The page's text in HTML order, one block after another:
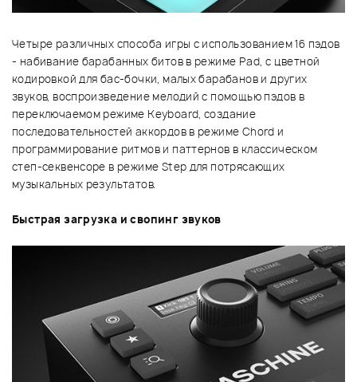
Четыре различных способа игры с использованием 16 пэдов
- набивание барабанных битов в режиме Pad, с цветной
кодировкой для бас-бочки, малых барабанов и других
звуков, воспроизведение мелодий с помощью пэдов в
переключаемом режиме Keyboard, создание
последовательностей аккордов в режиме Chord и
программирование ритмов и паттернов в классическом
степ-секвенсоре в режиме Step для потрясающих
музыкальных результатов.
Быстрая загрузка и свопинг звуков